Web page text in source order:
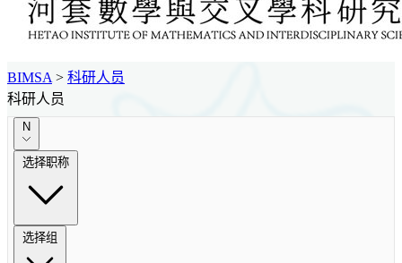
BIMSA > 科研人员
科研人员
N
选择职称
选择组